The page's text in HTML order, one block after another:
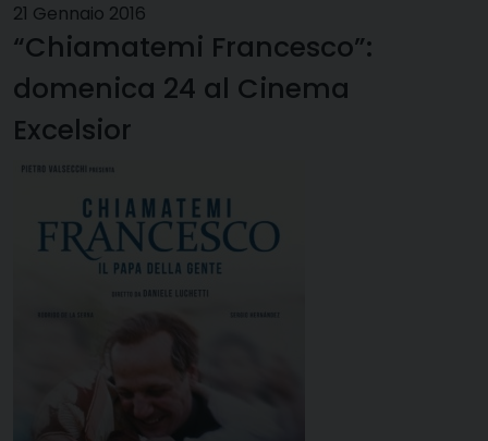
21 Gennaio 2016
“Chiamatemi Francesco”:
domenica 24 al Cinema
Excelsior